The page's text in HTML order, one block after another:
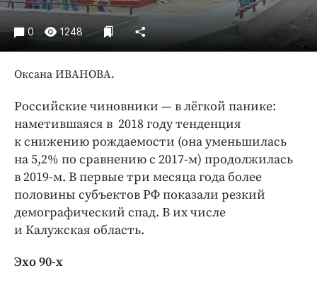
ПРОЕКТЫ
Блоги
Медиаперсона
Интересное чтиво
Клиника года
Бренд года
Работодатель года
0 1248
Оксана ИВАНОВА.
Российские чиновники — в лёгкой панике:
наметившаяся в 2018 году тенденция
к снижению рождаемости (она уменьшилась
на 5,2% по сравнению с 2017-м) продолжилась
в 2019-м. В первые три месяца года более
половины субъектов РФ показали резкий
демографический спад. В их числе
и Калужская область.
Эхо 90-х